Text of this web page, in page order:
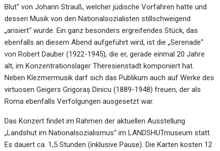
Blut“ von Johann Strauß, welcher jüdische Vorfahren hatte und
dessen Musik von den Nationalsozialisten stillschweigend
„arisiert“ wurde. Ein ganz besonders ergreifendes Stück, das
ebenfalls an diesem Abend aufgeführt wird, ist die „Serenade“
von Robert Dauber (1922-1945), die er, gerade einmal 20 Jahre
alt, im Konzentrationslager Theresienstadt komponiert hat.
Neben Klezmermusik darf sich das Publikum auch auf Werke des
virtuosen Geigers Grigoraș Dinicu (1889-1948) freuen, der als
Roma ebenfalls Verfolgungen ausgesetzt war.
Das Konzert findet im Rahmen der aktuellen Ausstellung
„Landshut im Nationalsozialismus“ im LANDSHUTmuseum statt.
Es dauert ca. 1,5 Stunden (inklusive Pause). Die Karten kosten 12